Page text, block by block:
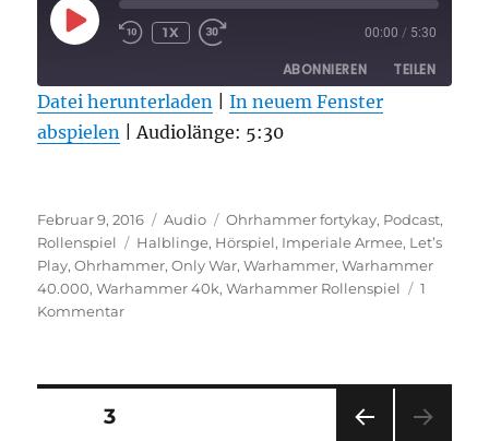
PLAY
EPISODE
1X 00:00 / 5:30
ABONNIEREN TEILEN
RSS FEED
TEILEN
EMBED
Datei herunterladen |In neuem Fenster
abspielen |Audiolänge: 5:30
Veröffentlicht
am
Februar 9, 2016 Format
Audio Kategorien
Ohrhammer fortykay, Podcast,
Rollenspiel
Schlagwörter
Halblinge, Hörspiel, Imperiale Armee, Let’s
Play,Ohrhammer,Only War,Warhammer,Warhammer
40.000,Warhammer 40k,Warhammer Rollenspiel
1
Kommentarzu
Seitennummerierung
SEITE3